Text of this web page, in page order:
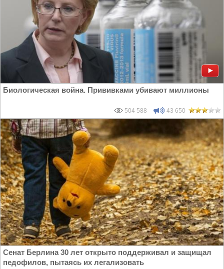
Биологическая война. Прививками убивают миллионы
504 588 43 650
Сенат Берлина 30 лет открыто поддерживал и защищал
педофилов, пытаясь их легализовать